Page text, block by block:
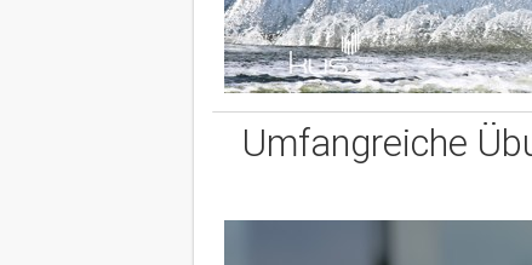
Umfangreiche